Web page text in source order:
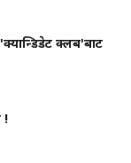
'क्यान्डिडेट क्लब'बाट
!